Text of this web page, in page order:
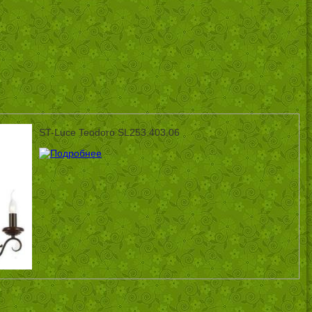
ST-Luce Teodoro SL253.403.06